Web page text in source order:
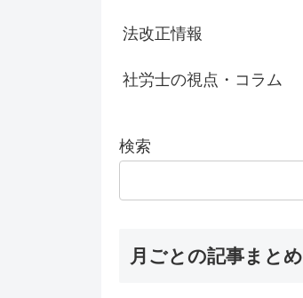
法改正情報
社労士の視点・コラム
検索
月ごとの記事まとめ